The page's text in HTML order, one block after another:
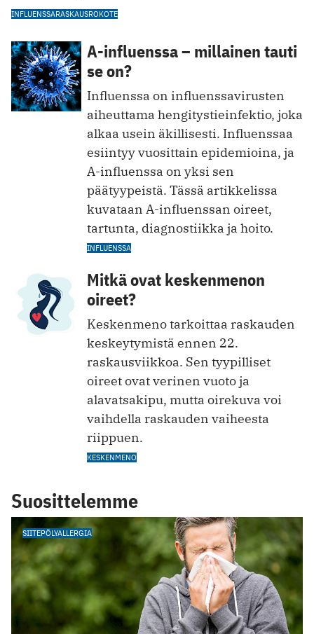
INFLUENSSARASKAUSROKOTE
A-influenssa – millainen tauti
se on?
Influenssa on influenssavirusten
aiheuttama hengitystieinfektio, joka
alkaa usein äkillisesti. Influenssaa
esiintyy vuosittain epidemioina, ja
A-influenssa on yksi sen
päätyypeistä. Tässä artikkelissa
kuvataan A-influenssan oireet,
tartunta, diagnostiikka ja hoito.
INFLUENSSA
Mitkä ovat keskenmenon
oireet?
Keskenmeno tarkoittaa raskauden
keskeytymistä ennen 22.
raskausviikkoa. Sen tyypilliset
oireet ovat verinen vuoto ja
alavatsakipu, mutta oirekuva voi
vaihdella raskauden vaiheesta
riippuen.
KESKENMENO
Suosittelemme
SIITEPÖLYALLERGIA